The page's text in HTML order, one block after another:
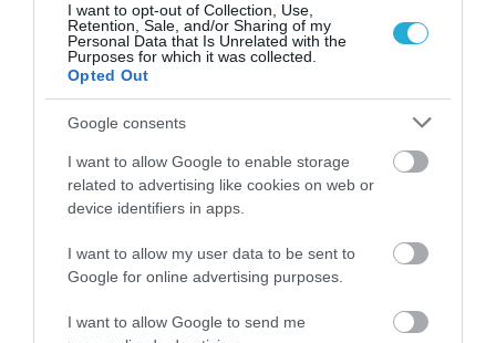
I want to opt-out of Collection, Use,
Retention, Sale, and/or Sharing of my
Personal Data that Is Unrelated with the
Purposes for which it was collected.
Opted Out
Google consents
I want to allow Google to enable storage
related to advertising like cookies on web or
device identifiers in apps.
I want to allow my user data to be sent to
Google for online advertising purposes.
I want to allow Google to send me
KΑΡΔΙΑ
Ποιοι είναι οι φυσιολογικοί καρδιακοί
παλμοί και ποια τα επικίνδυνα όρια –